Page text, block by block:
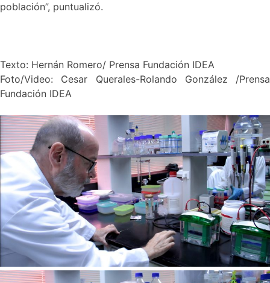
población”, puntualizó.
Texto: Hernán Romero/ Prensa Fundación IDEA
Foto/Video: Cesar Querales-Rolando González /Prensa
Fundación IDEA